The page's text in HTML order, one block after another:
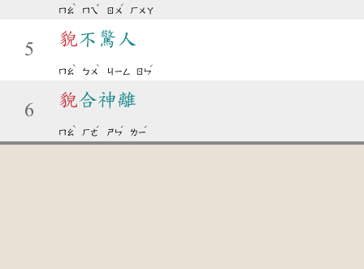
ㄇㄠ
ˋ
ㄇㄟ
ˇ
ㄖㄨ
ˊ
ㄏㄨㄚ
5
貌不驚人
ㄇㄠ
ˋ
ㄅㄨ
ˋ
ㄐㄧㄥ ㄖㄣ
ˊ
6
貌合神離
ㄇㄠ
ˋ
ㄏㄜ
ˊ
ㄕㄣ
ˊ
ㄌㄧ
ˊ